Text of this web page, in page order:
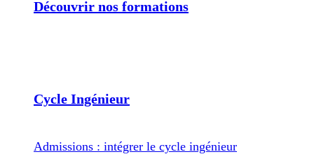
Découvrir nos formations
Cycle Ingénieur
Admissions : intégrer le cycle ingénieur